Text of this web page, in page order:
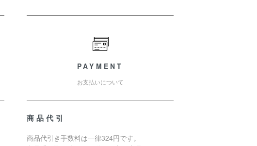
PAYMENT
お支払いについて
商品代引
商品代引き手数料は一律324円です。